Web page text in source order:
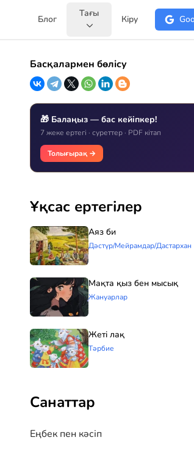
Блог
Тағы
Кіру
Басқалармен бөлісу
🎁 Балаңыз — бас кейіпкер!
7 жеке ертегі · суреттер · PDF кітап
Толығырақ →
Ұқсас ертегілер
Аяз би
Дәстүр/Мейрамдар/Дастархан
Мақта қыз бен мысық
Жануарлар
Жеті лақ
Тәрбие
Санаттар
Eңбек пен кәсіп